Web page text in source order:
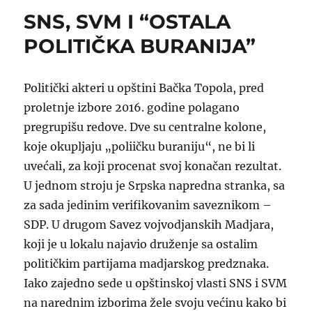
160
SNS, SVM I “OSTALA
POLITIČKA BURANIJA”
Politički akteri u opštini Bačka Topola, pred
proletnje izbore 2016. godine polagano
pregrupišu redove. Dve su centralne kolone,
koje okupljaju „poliičku buraniju“, ne bi li
uvećali, za koji procenat svoj konačan rezultat.
U jednom stroju je Srpska napredna stranka, sa
za sada jedinim verifikovanim saveznikom –
SDP. U drugom Savez vojvodjanskih Madjara,
koji je u lokalu najavio druženje sa ostalim
političkim partijama madjarskog predznaka.
Iako zajedno sede u opštinskoj vlasti SNS i SVM
na narednim izborima žele svoju većinu kako bi